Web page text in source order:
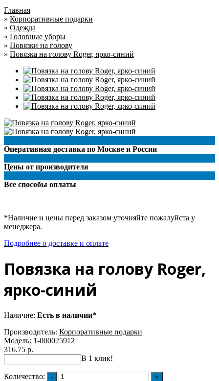
Главная
» Корпоративные подарки
» Одежда
» Головные уборы
» Повязки на голову
» Повязка на голову Roger, ярко-синий
Оперативная доставка по Москве и России
Цены от производителя
Все способы оплаты
*Наличие и цены перед заказом уточняйте пожалуйста у
менеджера.
Подробнее о доставке и оплате
Повязка на голову Roger,
ярко-синий
Наличие: Есть в наличии*
Производитель: Корпоративные подарки
Модель: 1-000025912
316.75 р.
В 1 клик!
Количество: